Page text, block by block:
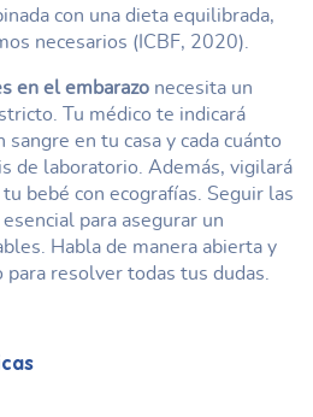
con una dieta equilibrada,
necesarios (ICBF, 2020).
en el embarazo necesita un
Tu médico te indicará
en tu casa y cada cuánto
de laboratorio. Además, vigilará
bebé con ecografías. Seguir las
para asegurar un
Habla de manera abierta y
resolver todas tus dudas.